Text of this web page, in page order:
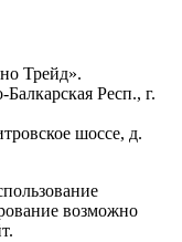
Трейд».
Респ., г.
шоссе, д.
возможно